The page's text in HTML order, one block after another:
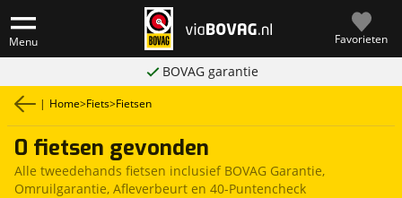
Menu Favorieten
BOVAG garantie
| Home>Fiets>Fietsen
0 fietsen gevonden
Alle tweedehands fietsen inclusief BOVAG Garantie,
Omruilgarantie, Afleverbeurt en 40-Puntencheck